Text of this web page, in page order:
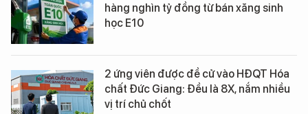
hàng nghìn tỷ đồng từ bán xăng sinh
học E10
2 ứng viên được đề cử vào HĐQT Hóa
chất Đức Giang: Đều là 8X, nắm nhiều
vị trí chủ chốt